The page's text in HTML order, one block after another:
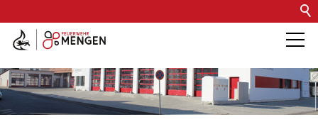
Kontakt Impressum
Barrierefreiheit
Die Feuerwehr